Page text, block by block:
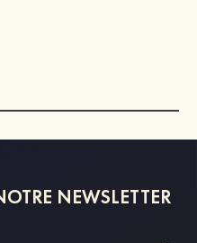
NEWSLETTER